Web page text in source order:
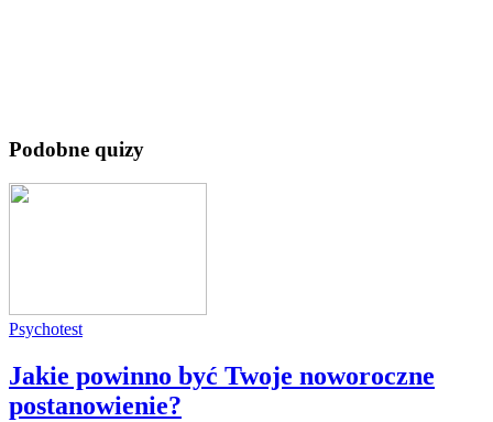
Podobne quizy
Psychotest
Jakie powinno być Twoje noworoczne
postanowienie?